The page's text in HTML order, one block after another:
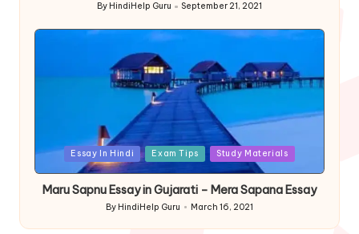
Posted
by
By HindiHelp Guru September 21, 2021
PostedEssay In Hindi Exam Tips Study Materials
Maru Sapnu Essay in Gujarati – Mera Sapana Essay
Posted
by
By HindiHelp Guru March 16, 2021